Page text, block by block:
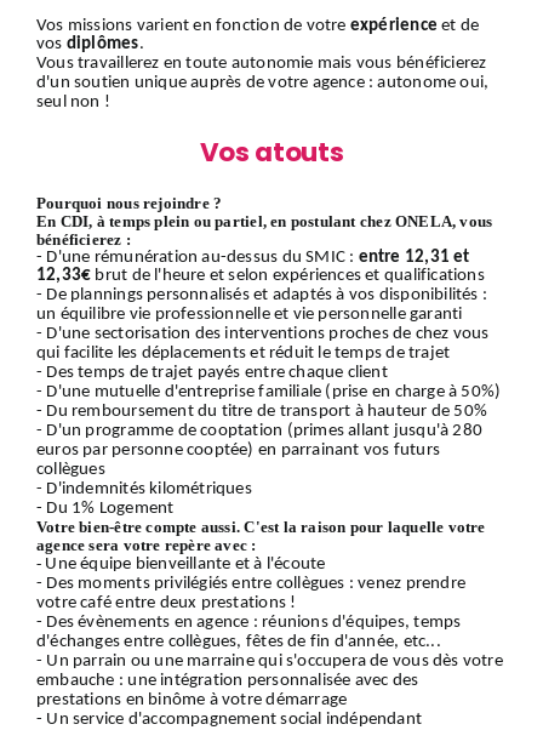
Vos missions varient en fonction de votre expérience et de
vos diplômes.
Vous travaillerez en toute autonomie mais vous bénéficierez
d'un soutien unique auprès de votre agence : autonome oui,
seul non !
Vos atouts
Pourquoi nous rejoindre ?
En CDI, à temps plein ou partiel, en postulant chez ONELA, vous
bénéficierez :
- D'une rémunération au-dessus du SMIC : entre 12,31 et
12,33€ brut de l'heure et selon expériences et qualifications
- De plannings personnalisés et adaptés à vos disponibilités :
un équilibre vie professionnelle et vie personnelle garanti
- D'une sectorisation des interventions proches de chez vous
qui facilite les déplacements et réduit le temps de trajet
- Des temps de trajet payés entre chaque client
- D'une mutuelle d'entreprise familiale (prise en charge à 50%)
- Du remboursement du titre de transport à hauteur de 50%
- D'un programme de cooptation (primes allant jusqu'à 280
euros par personne cooptée) en parrainant vos futurs
collègues
- D'indemnités kilométriques
- Du 1% Logement
Votre bien-être compte aussi. C'est la raison pour laquelle votre
agence sera votre repère avec :
- Une équipe bienveillante et à l'écoute
- Des moments privilégiés entre collègues : venez prendre
votre café entre deux prestations !
- Des évènements en agence : réunions d'équipes, temps
d'échanges entre collègues, fêtes de fin d'année, etc...
- Un parrain ou une marraine qui s'occupera de vous dès votre
embauche : une intégration personnalisée avec des
prestations en binôme à votre démarrage
- Un service d'accompagnement social indépendant